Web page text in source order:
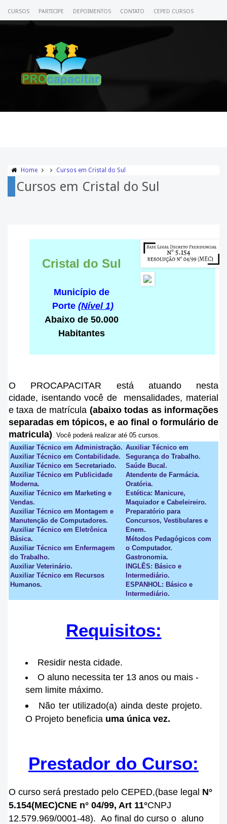
CURSOS PARTICIPE DEPOIMENTOS CONTATO CEPED CURSOS
Home Cursos em Cristal do Sul
Cursos em Cristal do Sul
Cristal do Sul
Município de
Porte (Nível 1)
Abaixo de 50.000
Habitantes
O PROCAPACITAR está atuando nesta
cidade, isentando você de mensalidades, material
e taxa de matrícula (abaixo todas as informações
separadas em tópicos, e ao final o formulário de
matricula). Você poderá realizar até 05 cursos.
Auxiliar Técnico em Administração.
Auxiliar Técnico em Contabilidade.
Auxiliar Técnico em Secretariado.
Auxiliar Técnico em Publicidade
Moderna.
Auxiliar Técnico em Marketing e
Vendas.
Auxiliar Técnico em Montagem e
Manutenção de Computadores.
Auxiliar Técnico em Eletrônica
Básica.
Auxiliar Técnico em Enfermagem
do Trabalho.
Auxiliar Veterinário.
Auxiliar Técnico em Recursos
Humanos.
Auxiliar Técnico em
Segurança do Trabalho.
Saúde Bucal.
Atendente de Farmácia.
Oratória.
Estética: Manicure,
Maquiador e Cabeleireiro.
Preparatório para
Concursos, Vestibulares e
Enem.
Métodos Pedagógicos com
o Computador.
Gastronomia.
INGLÊS: Básico e
Intermediário.
ESPANHOL: Básico e
Intermediário.
Requisitos:
Residir nesta cidade.
O aluno necessita ter 13 anos ou mais -
sem limite máximo.
Não ter utilizado(a) ainda deste projeto.
O Projeto beneficia uma única vez.
Prestador do Curso:
O curso será prestado pelo CEPED,(base legal N°
5.154(MEC)CNE n° 04/99, Art 11°CNPJ
12.579.969/0001-48). Ao final do curso o aluno